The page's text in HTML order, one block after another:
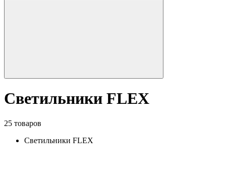
Светильники FLEX
25 товаров
Светильники FLEX